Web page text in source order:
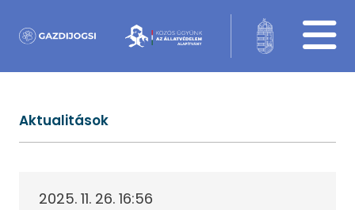
Aktualitások
2025. 11. 26. 16:56